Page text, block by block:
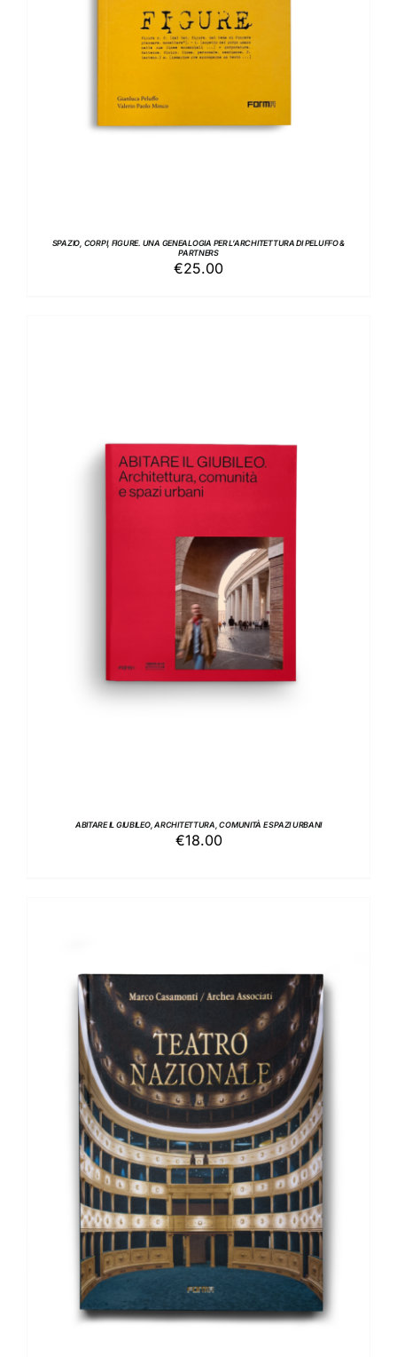
SPAZIO, CORPI, FIGURE. UNA GENEALOGIA PER L’ARCHITETTURA DI PELUFFO &
PARTNERS
€25.00
AGGIUNGI AL CARRELLO / DETTAGLI
ABITARE IL GIUBILEO, ARCHITETTURA, COMUNITÀ E SPAZI URBANI
€18.00
AGGIUNGI AL CARRELLO / DETTAGLI